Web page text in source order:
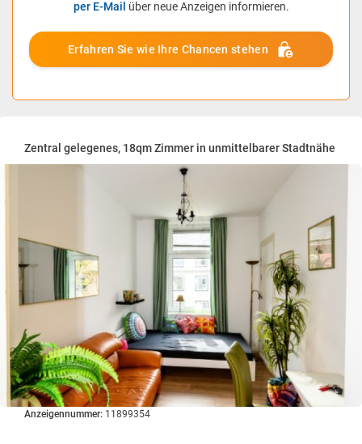
per E-Mail über neue Anzeigen informieren.
Erfahren Sie wie Ihre Chancen stehen
Zentral gelegenes, 18qm Zimmer in unmittelbarer Stadtnähe
Anzeigennummer: 11899354